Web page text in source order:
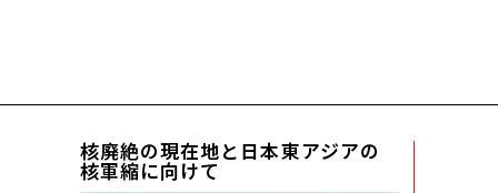
核廃絶の現在地と日本――東アジアの
核軍縮に向けて